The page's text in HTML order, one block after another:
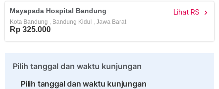
Mayapada Hospital Bandung Lihat RS chevron_right
Kota Bandung , Bandung Kidul , Jawa Barat
Rp 325.000
Pilih tanggal dan waktu kunjungan
Pilih tanggal dan waktu kunjungan